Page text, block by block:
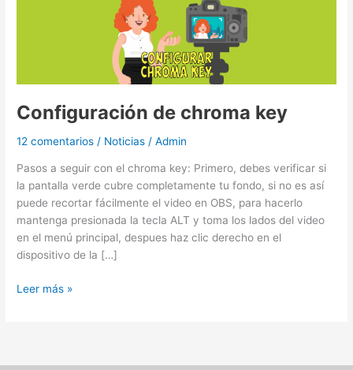
Configuración de chroma key
12 comentarios / Noticias /Admin
Pasos a seguir con el chroma key: Primero, debes verificar si
la pantalla verde cubre completamente tu fondo, si no es así
puede recortar fácilmente el video en OBS, para hacerlo
mantenga presionada la tecla ALT y toma los lados del video
en el menú principal, despues haz clic derecho en el
dispositivo de la […]
Leer más »